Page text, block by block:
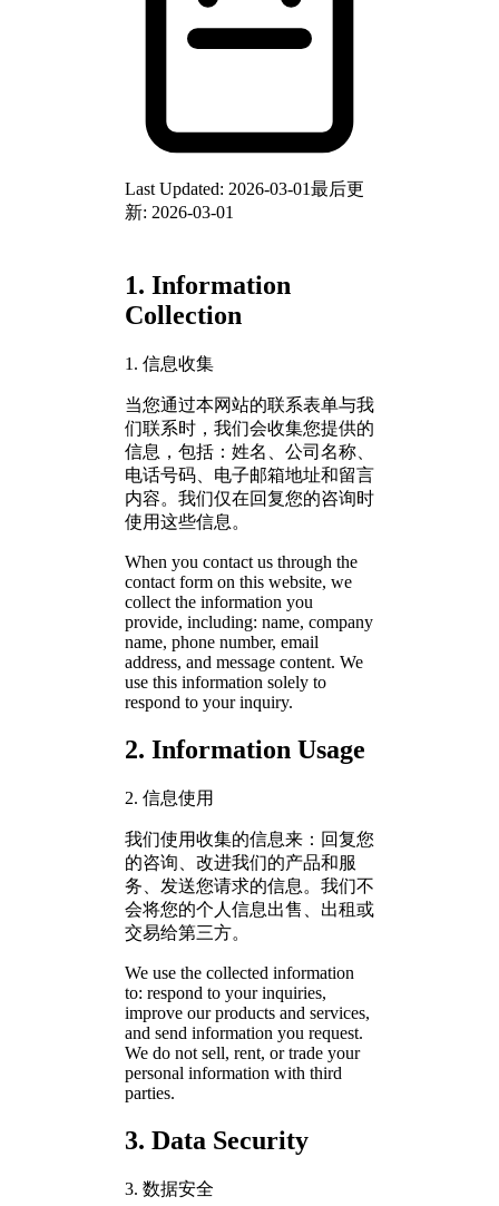
Last Updated: 2026-03-01最后更
新: 2026-03-01
1. Information
Collection
1. 信息收集
当您通过本网站的联系表单与我
们联系时，我们会收集您提供的
信息，包括：姓名、公司名称、
电话号码、电子邮箱地址和留言
内容。我们仅在回复您的咨询时
使用这些信息。
When you contact us through the
contact form on this website, we
collect the information you
provide, including: name, company
name, phone number, email
address, and message content. We
use this information solely to
respond to your inquiry.
2. Information Usage
2. 信息使用
我们使用收集的信息来：回复您
的咨询、改进我们的产品和服
务、发送您请求的信息。我们不
会将您的个人信息出售、出租或
交易给第三方。
We use the collected information
to: respond to your inquiries,
improve our products and services,
and send information you request.
We do not sell, rent, or trade your
personal information with third
parties.
3. Data Security
3. 数据安全